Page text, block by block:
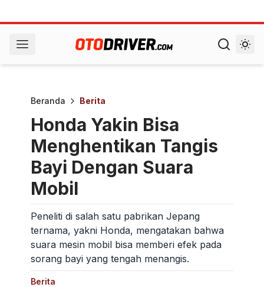
Beranda Berita
Honda Yakin Bisa
Menghentikan Tangis
Bayi Dengan Suara
Mobil
Peneliti di salah satu pabrikan Jepang
ternama, yakni Honda, mengatakan bahwa
suara mesin mobil bisa memberi efek pada
sorang bayi yang tengah menangis.
Berita